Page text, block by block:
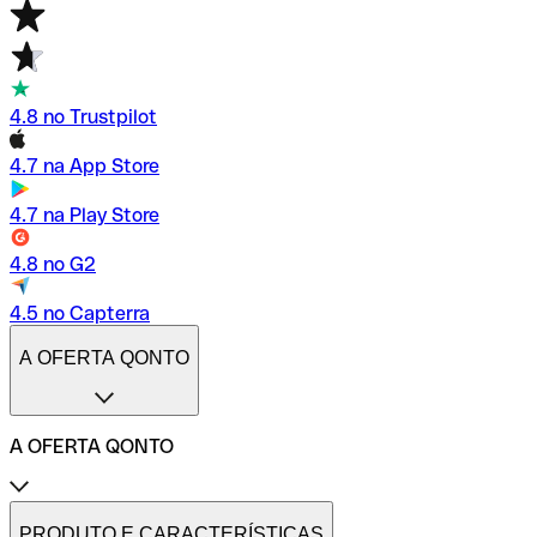
4.8 no Trustpilot
4.7 na App Store
4.7 na Play Store
4.8 no G2
4.5 no Capterra
A OFERTA QONTO
A OFERTA QONTO
Tarifas